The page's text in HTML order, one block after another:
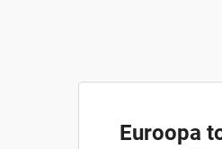
Euroopa